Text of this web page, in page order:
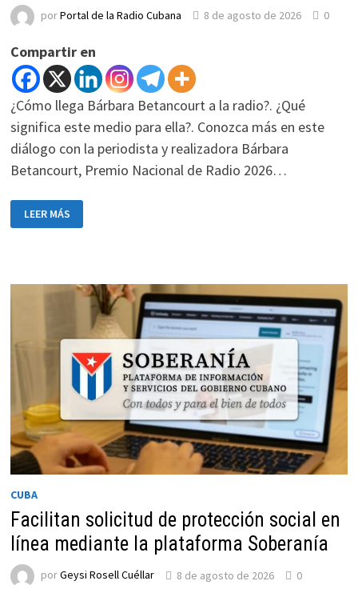
porPortal de la Radio Cubana 8 de agosto de 2026 0
Compartir en
¿Cómo llega Bárbara Betancourt a la radio?. ¿Qué
significa este medio para ella?. Conozca más en este
diálogo con la periodista y realizadora Bárbara
Betancourt, Premio Nacional de Radio 2026…
BÁRBARA
BETANCOURT
LEER MÁS
CUBA
Facilitan solicitud de protección social en
línea mediante la plataforma Soberanía
porGeysi Rosell Cuéllar 8 de agosto de 2026 0